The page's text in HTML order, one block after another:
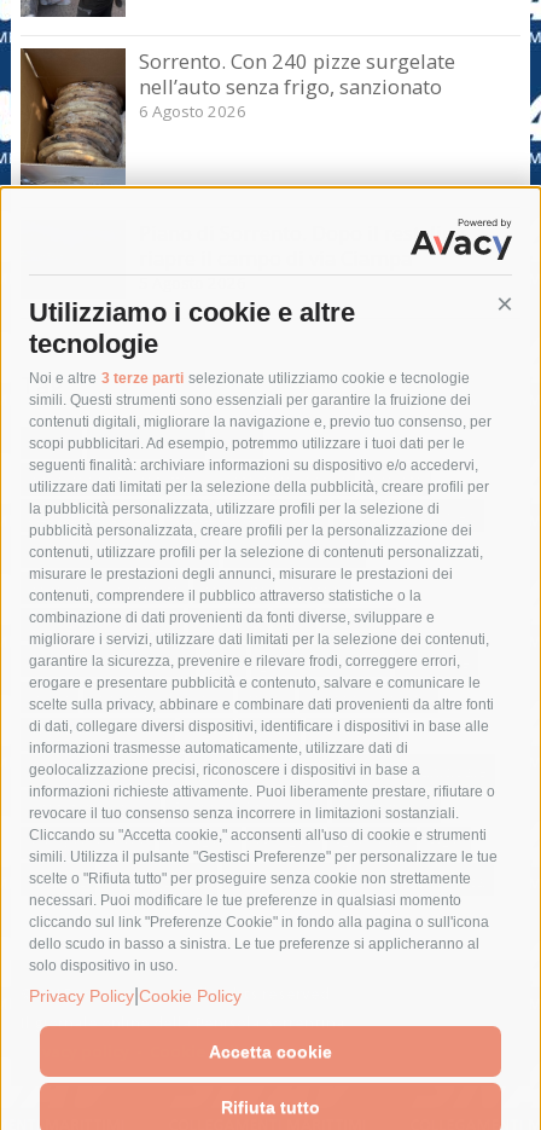
Utilizziamo i cookie e altre
tecnologie
Noi e altre 3 terze parti selezionate utilizziamo cookie e tecnologie
simili. Questi strumenti sono essenziali per garantire la fruizione dei
contenuti digitali, migliorare la navigazione e, previo tuo consenso, per
scopi pubblicitari. Ad esempio, potremmo utilizzare i tuoi dati per le
seguenti finalità: archiviare informazioni su dispositivo e/o accedervi,
utilizzare dati limitati per la selezione della pubblicità, creare profili per
la pubblicità personalizzata, utilizzare profili per la selezione di
pubblicità personalizzata, creare profili per la personalizzazione dei
contenuti, utilizzare profili per la selezione di contenuti personalizzati,
misurare le prestazioni degli annunci, misurare le prestazioni dei
contenuti, comprendere il pubblico attraverso statistiche o la
combinazione di dati provenienti da fonti diverse, sviluppare e
migliorare i servizi, utilizzare dati limitati per la selezione dei contenuti,
garantire la sicurezza, prevenire e rilevare frodi, correggere errori,
erogare e presentare pubblicità e contenuto, salvare e comunicare le
scelte sulla privacy, abbinare e combinare dati provenienti da altre fonti
di dati, collegare diversi dispositivi, identificare i dispositivi in base alle
informazioni trasmesse automaticamente, utilizzare dati di
geolocalizzazione precisi, riconoscere i dispositivi in base a
informazioni richieste attivamente. Puoi liberamente prestare, rifiutare o
revocare il tuo consenso senza incorrere in limitazioni sostanziali.
Cliccando su "Accetta cookie," acconsenti all'uso di cookie e strumenti
simili. Utilizza il pulsante "Gestisci Preferenze" per personalizzare le tue
scelte o "Rifiuta tutto" per proseguire senza cookie non strettamente
necessari. Puoi modificare le tue preferenze in qualsiasi momento
cliccando sul link "Preferenze Cookie" in fondo alla pagina o sull'icona
dello scudo in basso a sinistra. Le tue preferenze si applicheranno al
solo dispositivo in uso.
Privacy Policy Cookie Policy
Accetta cookie
Rifiuta tutto
Sorrento. Con 240 pizze surgelate
nell’auto senza frigo, sanzionato
6 Agosto 2026
Piano di Sorrento. Dopo il restyling
riapre il campo di via Ciampa
Tag
acqua allerta meteo
anas
area marina protetta di punta campanella
arresto
Asl Napoli 3 sud
capitaneria di porto capri
carabinieri
castellammare di stabia
circumvesuviana
comune di sorrento
concerto
contagi
costiera amalfitana
covid-19 eav
elezioni
fondazione sorrento
gori guardia costiera
incidente
lavori
lorenzo balducelli mare
massa lubrense
massimo coppola
Meta napoli
ordinanza
penisola sorrentina
piano di sorrento
polizia municipale
protezione civile
Regione Campania
sant'agnello
sindaco cuomo
sorrento studenti temporali
treni
turismo
Vico Equense villa fiorentino vincenzo de luca
© 2015 SorrentoPress. All rights reserved.
Il giornale online della Penisola Sorrentina
Cookie Policy